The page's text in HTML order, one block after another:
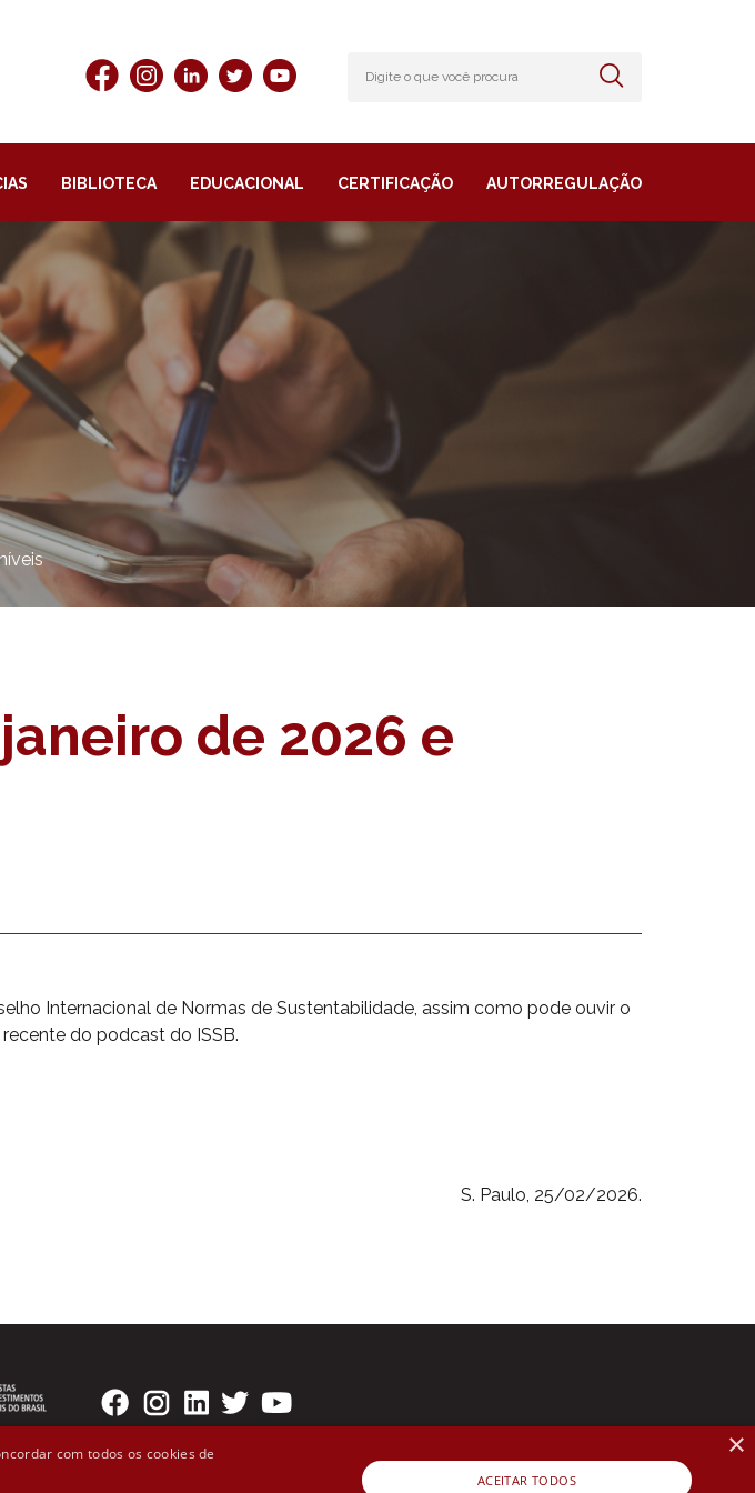
BIBLIOTECA EDUCACIONAL CERTIFICAÇÃO AUTORREGULAÇÃO
de 2026 e
Internacional de Normas de Sustentabilidade, assim como pode ouvir o
do podcast do ISSB.
S. Paulo, 25/02/2026.
×
com todos os cookies de
ACEITAR TODOS